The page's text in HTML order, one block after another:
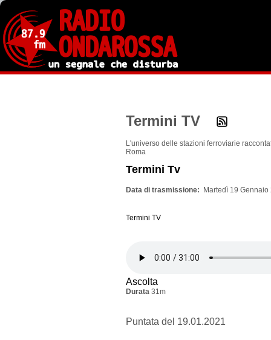
Salta
contenuto
principale
Termini TV
L'universo delle stazioni ferroviarie
Roma
Termini Tv
Data di trasmissione Martedì 19 Gennaio
Termini TV
Ascolta
Durata 31m
Puntata del 19.01.2021